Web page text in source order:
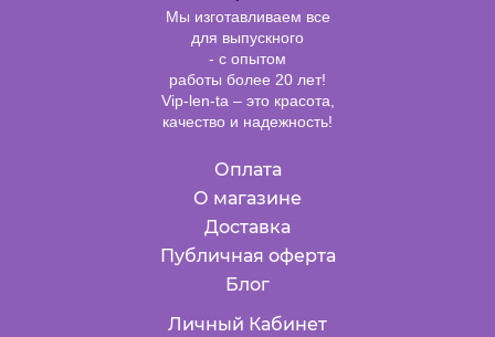
Мы изготавливаем все
для выпускного
- с опытом
работы более 20 лет!
Vip-len-ta – это красота,
качество и надежность!
Оплата
О магазине
Доставка
Публичная оферта
Блог
Личный Кабинет